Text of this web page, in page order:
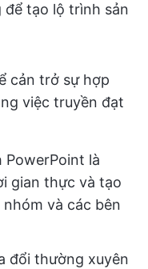
để tạo lộ trình sản
cản trở sự hợp
việc truyền đạt
PowerPoint là
gian thực và tạo
và các bên
đổi thường xuyên